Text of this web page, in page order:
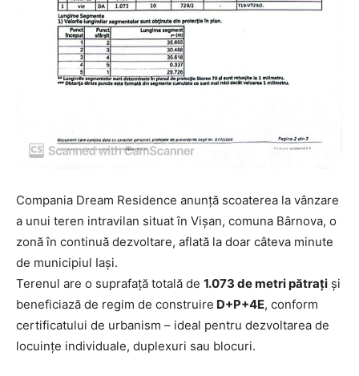
Compania Dream Residence anunță scoaterea la vânzare
a unui teren intravilan situat în Vișan, comuna Bârnova, o
zonă în continuă dezvoltare, aflată la doar câteva minute
de municipiul Iași.
Terenul are o suprafață totală de 1.073 de metri pătrați și
beneficiază de regim de construire D+P+4E, conform
certificatului de urbanism – ideal pentru dezvoltarea de
locuințe individuale, duplexuri sau blocuri.